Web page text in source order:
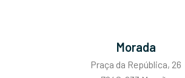
Morada
Praça da República, 26